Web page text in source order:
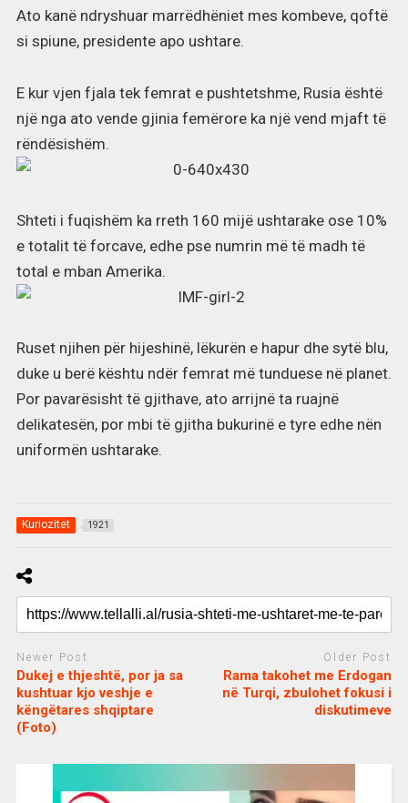
Ato kanë ndryshuar marrëdhëniet mes kombeve, qoftë
si spiune, presidente apo ushtare.
E kur vjen fjala tek femrat e pushtetshme, Rusia është
një nga ato vende gjinia femërore ka një vend mjaft të
rëndësishëm.
Shteti i fuqishëm ka rreth 160 mijë ushtarake ose 10%
e totalit të forcave, edhe pse numrin më të madh të
total e mban Amerika.
Ruset njihen për hijeshinë, lëkurën e hapur dhe sytë blu,
duke u berë kështu ndër femrat më tunduese në planet.
Por pavarësisht të gjithave, ato arrijnë ta ruajnë
delikatesën, por mbi të gjitha bukurinë e tyre edhe nën
uniformën ushtarake.
Kuriozitet 1921
Newer Post
Dukej e thjeshtë, por ja sa
kushtuar kjo veshje e
këngëtares shqiptare
(Foto)
Older Post
Rama takohet me Erdogan
në Turqi, zbulohet fokusi i
diskutimeve